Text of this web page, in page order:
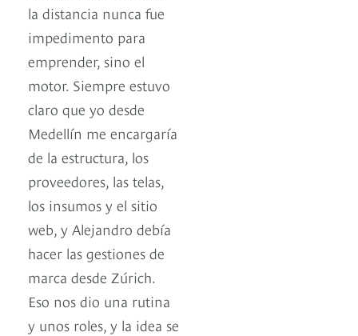
la distancia nunca fue
impedimento para
emprender, sino el
motor. Siempre estuvo
claro que yo desde
Medellín me encargaría
de la estructura, los
proveedores, las telas,
los insumos y el sitio
web, y Alejandro debía
hacer las gestiones de
marca desde Zúrich.
Eso nos dio una rutina
y unos roles, y la idea se